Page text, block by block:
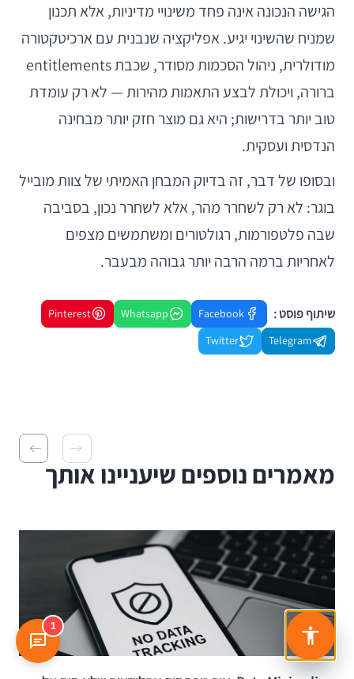
הגישה הנכונה אינה פחד משינויי מדיניות, אלא תכנון
שמניח שהשינוי יגיע. אפליקציה שנבנית עם ארכיטקטורה
מודולרית, ניהול הסכמות מסודר, שכבת entitlements
ברורה, ויכולת לבצע התאמות מהירות — לא רק עומדת
טוב יותר בדרישות; היא גם מוצר חזק יותר מבחינה
הנדסית ועסקית.
ובסופו של דבר, זה בדיוק המבחן האמיתי של צוות מובייל
בוגר: לא רק לשחרר מהר, אלא לשחרר נכון, בסביבה
שבה פלטפורמות, רגולטורים ומשתמשים מצפים
לאחריות ברמה הרבה יותר גבוהה מבעבר.
שיתוף פוסט : Facebook
Whatsapp
Pinterest
Telegram
Twitter
מאמרים נוספים שיעניינו אותך
1